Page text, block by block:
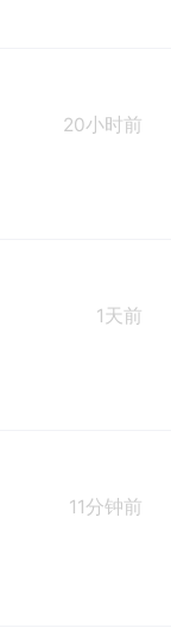
20小时前
1天前
11分钟前